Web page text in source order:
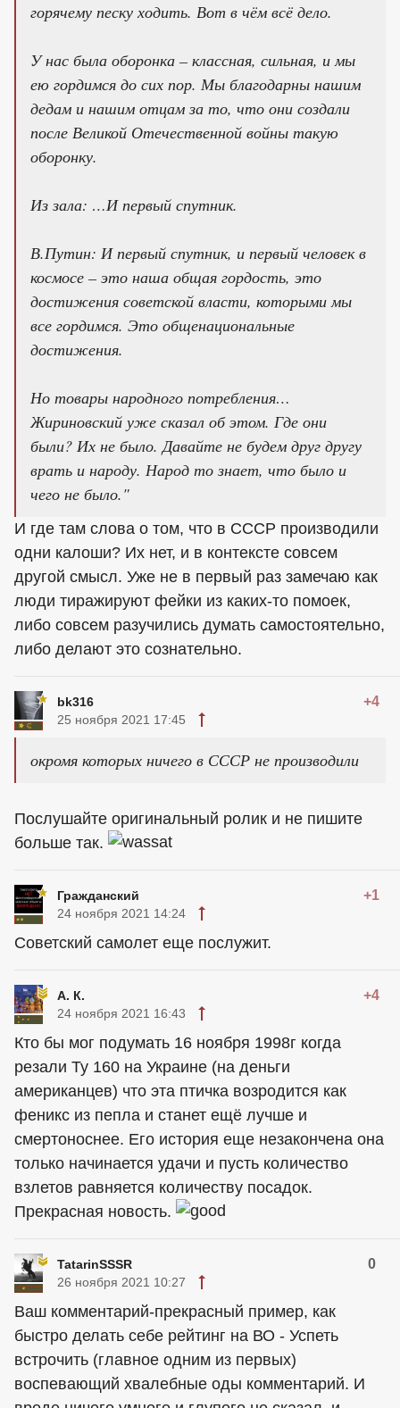
горячему песку ходить. Вот в чём всё дело.
У нас была оборонка – классная, сильная, и мы
ею гордимся до сих пор. Мы благодарны нашим
дедам и нашим отцам за то, что они создали
после Великой Отечественной войны такую
оборонку.
Из зала: …И первый спутник.
В.Путин: И первый спутник, и первый человек в
космосе – это наша общая гордость, это
достижения советской власти, которыми мы
все гордимся. Это общенациональные
достижения.
Но товары народного потребления…
Жириновский уже сказал об этом. Где они
были? Их не было. Давайте не будем друг другу
врать и народу. Народ то знает, что было и
чего не было."
И где там слова о том, что в СССР производили
одни калоши? Их нет, и в контексте совсем
другой смысл. Уже не в первый раз замечаю как
люди тиражируют фейки из каких-то помоек,
либо совсем разучились думать самостоятельно,
либо делают это сознательно.
bk316 +4
25 ноября 2021 17:45
окромя которых ничего в СССР не производили
Послушайте оригинальный ролик и не пишите
больше так.
Гражданский +1
24 ноября 2021 14:24
Советский самолет еще послужит.
А. К. +4
24 ноября 2021 16:43
Кто бы мог подумать 16 ноября 1998г когда
резали Ту 160 на Украине (на деньги
американцев) что эта птичка возродится как
феникс из пепла и станет ещё лучше и
смертоноснее. Его история еще незакончена она
только начинается удачи и пусть количество
взлетов равняется количеству посадок.
Прекрасная новость.
TatarinSSSR 0
26 ноября 2021 10:27
Ваш комментарий-прекрасный пример, как
быстро делать себе рейтинг на ВО - Успеть
встрочить (главное одним из первых)
воспевающий хвалебные оды комментарий. И